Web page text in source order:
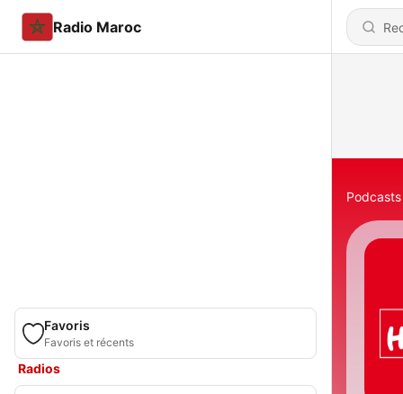
Radio Maroc
Favoris
Favoris et récents
Radios
Podcasts